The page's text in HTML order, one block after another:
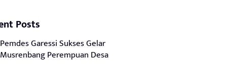
Posts
Pemdes Garessi Sukses Gelar
Musrenbang Perempuan Desa